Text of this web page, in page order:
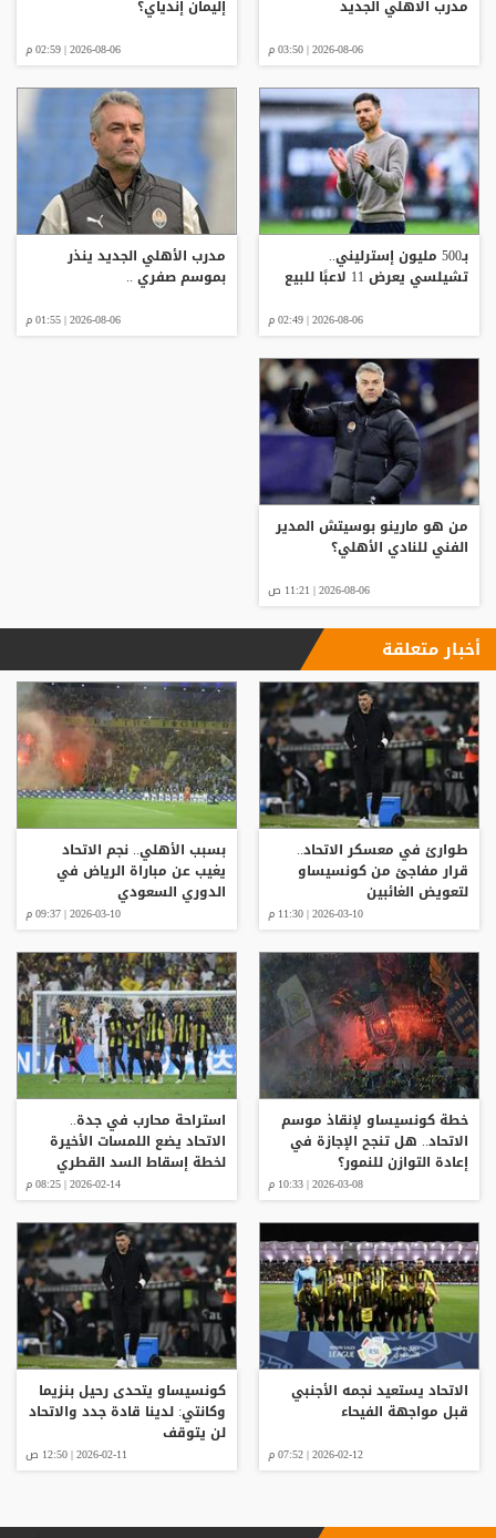
مدرب الاهلي الجديد
2026-08-06 | 03:50 م
إليمان إندياي؟
2026-08-06 | 02:59 م
بـ500 مليون إسترليني..
تشيلسي يعرض 11 لاعبًا للبيع
2026-08-06 | 02:49 م
مدرب الأهلي الجديد ينذر
بموسم صفري ..
2026-08-06 | 01:55 م
من هو مارينو بوسيتش المدير
الفني للنادي الأهلي؟
2026-08-06 | 11:21 ص
أخبار متعلقة
طوارئ في معسكر الاتحاد..
قرار مفاجئ من كونسيساو
لتعويض الغائبين
2026-03-10 | 11:30 م
بسبب الأهلي.. نجم الاتحاد
يغيب عن مباراة الرياض في
الدوري السعودي
2026-03-10 | 09:37 م
خطة كونسيساو لإنقاذ موسم
الاتحاد.. هل تنجح الإجازة في
إعادة التوازن للنمور؟
2026-03-08 | 10:33 م
استراحة محارب في جدة..
الاتحاد يضع اللمسات الأخيرة
لخطة إسقاط السد القطري
2026-02-14 | 08:25 م
الاتحاد يستعيد نجمه الأجنبي
قبل مواجهة الفيحاء
2026-02-12 | 07:52 م
كونسيساو يتحدى رحيل بنزيما
وكانتي: لدينا قادة جدد والاتحاد
لن يتوقف
2026-02-11 | 12:50 ص